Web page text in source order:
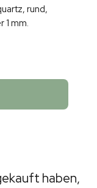
rund,
1 mm.
haben,